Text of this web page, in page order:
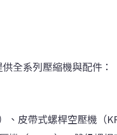
全系列壓縮機與配件：
、皮帶式螺桿空壓機（